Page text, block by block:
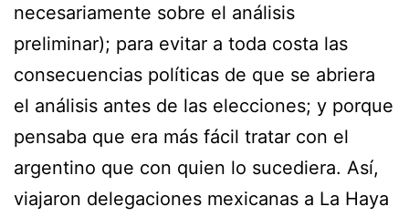
necesariamente sobre el análisis
preliminar); para evitar a toda costa las
consecuencias políticas de que se abriera
el análisis antes de las elecciones; y porque
pensaba que era más fácil tratar con el
argentino que con quien lo sucediera. Así,
viajaron delegaciones mexicanas a La Haya